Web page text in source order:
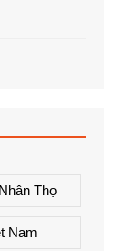
Thọ
Nam